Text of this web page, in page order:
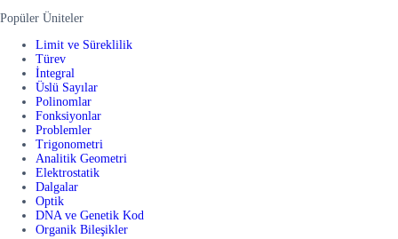
Popüler Üniteler
Limit ve Süreklilik
Türev
İntegral
Üslü Sayılar
Polinomlar
Fonksiyonlar
Problemler
Trigonometri
Analitik Geometri
Elektrostatik
Dalgalar
Optik
DNA ve Genetik Kod
Organik Bileşikler